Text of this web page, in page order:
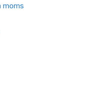
moms